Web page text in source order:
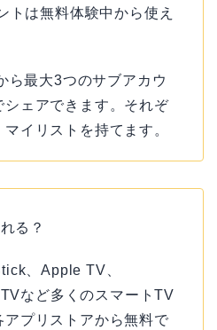
トは無料体験中から使え
ら最大3つのサブアカウ
シェアできます。それぞ
イリストを持てます。
る？
、Apple TV、
など多くのスマートTV
プリストアから無料で